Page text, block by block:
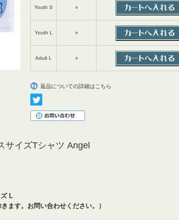
Youth S ○
Youth L ○
Adult L ○
返品についての詳細はこちら
サイズTシャツ Angel
L
す。お問い合わせください。）